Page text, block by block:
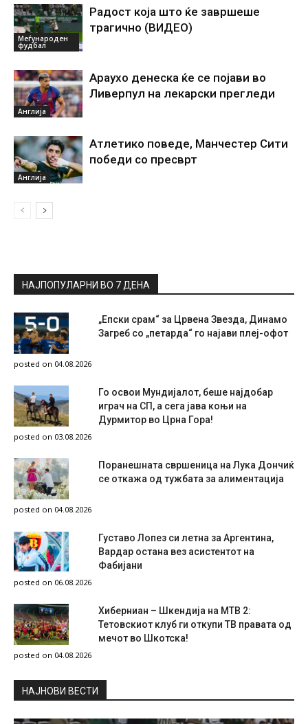
Меѓународен
фудбал
Радост која што ќе завршеше
трагично (ВИДЕО)
Англија
Араухо денеска ќе се појави во
Ливерпул на лекарски прегледи
Англија
Атлетико поведе, Манчестер Сити
победи со пресврт
НАЈПОПУЛАРНИ ВО 7 ДЕНА
„Епски срам“ за Црвена Звезда, Динамо
Загреб со „петарда“ го најави плеј-офот
posted on 04.08.2026
Го освои Мундијалот, беше најдобар
играч на СП, а сега јава коњи на
Дурмитор во Црна Гора!
posted on 03.08.2026
Поранешната свршеница на Лука Дончиќ
се откажа од тужбата за алиментација
posted on 04.08.2026
Густаво Лопез си летна за Аргентина,
Вардар остана вез асистентот на
Фабијани
posted on 06.08.2026
Хиберниан – Шкендија на МТВ 2:
Тетовскиот клуб ги откупи ТВ правата од
мечот во Шкотска!
posted on 04.08.2026
НAЈНОВИ ВЕСТИ